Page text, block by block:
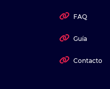
FAQ
Guía
Contacto